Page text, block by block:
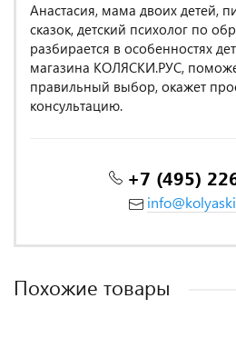
Анастасия, мама двоих детей,
сказок, детский психолог по
разбирается в особенностях
магазина КОЛЯСКИ.РУС,
правильный выбор, окажет
консультацию.
+7 (495)
Похожие товары